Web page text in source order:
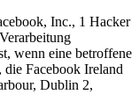
Inc., 1 Hacker
wenn eine betroffene
die Facebook Ireland
Dublin 2,